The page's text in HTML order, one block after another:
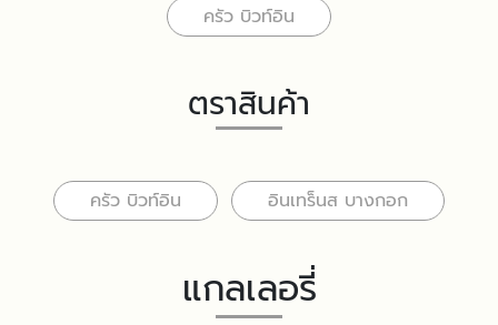
ครัว บิวท์อิน
ตราสินค้า
ครัว บิวท์อิน อินเทร็นส บางกอก
แกลเลอรี่